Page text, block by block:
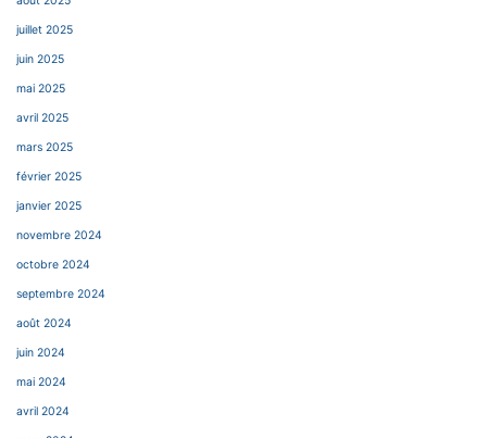
juillet 2025
juin 2025
mai 2025
avril 2025
mars 2025
février 2025
janvier 2025
novembre 2024
octobre 2024
septembre 2024
août 2024
juin 2024
mai 2024
avril 2024